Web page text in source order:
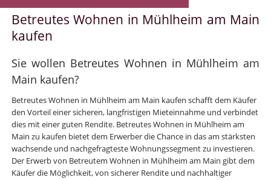
Betreutes Wohnen in Mühlheim am Main
kaufen
Sie wollen Betreutes Wohnen in Mühlheim am
Main kaufen?
Betreutes Wohnen in Mühlheim am Main kaufen schafft dem Käufer
den Vorteil einer sicheren, langfristigen Mieteinnahme und verbindet
dies mit einer guten Rendite. Betreutes Wohnen in Mühlheim am
Main zu kaufen bietet dem Erwerber die Chance in das am stärksten
wachsende und nachgefragteste Wohnungssegment zu investieren.
Der Erwerb von Betreutem Wohnen in Mühlheim am Main gibt dem
Käufer die Möglichkeit, von sicherer Rendite und nachhaltiger